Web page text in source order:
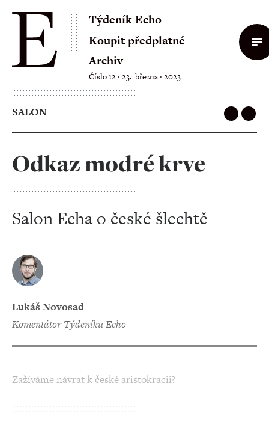
Týdeník Echo
Koupit předplatné
Archiv
Číslo 12 ‧ 23. března ‧ 2023
SALON
Odkaz modré krve
Salon Echa o české šlechtě
Lukáš Novosad
Komentátor Týdeníku Echo
Zažíváme návrat k české aristokracii?